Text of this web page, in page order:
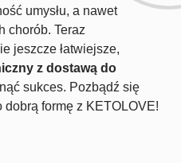
umysłu, a nawet
chorób. Teraz
jeszcze łatwiejsze,
z dostawą do
sukces. Pozbądź się
dobrą formę z KETOLOVE!